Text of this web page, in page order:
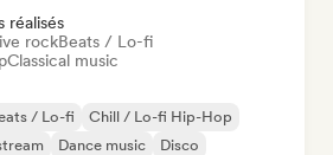
réalisés
rockBeats / Lo-fi
Classical music
/ Lo-fi
Chill / Lo-fi Hip-Hop
Dance music
Disco